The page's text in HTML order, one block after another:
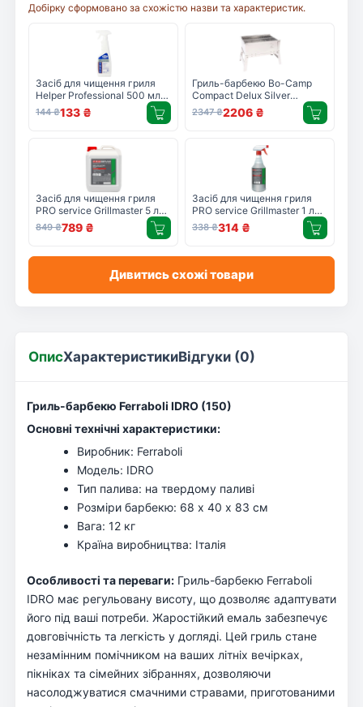
Добірку сформовано за схожістю назви та характеристик.
Засіб для чищення гриля
Helper Professional 500 мл
(4823019009705)
144₴133 ₴
Гриль-барбекю Bo-Camp
Compact Delux Silver
(8108360)
2347₴2206 ₴
Засіб для чищення гриля
PRO service Grillmaster 5 л
(4823071627541)
849₴789 ₴
Засіб для чищення гриля
PRO service Grillmaster 1 л
(4823071627510)
338₴314 ₴
Дивитись схожі товари
ОписХарактеристикиВідгуки (0)
Гриль-барбекю Ferraboli IDRO (150)
Основні технічні характеристики:
Виробник: Ferraboli
Модель: IDRO
Тип палива: на твердому паливі
Розміри барбекю: 68 х 40 х 83 см
Вага: 12 кг
Країна виробництва: Італія
Особливості та переваги: Гриль-барбекю Ferraboli
IDRO має регульовану висоту, що дозволяє адаптувати
його під ваші потреби. Жаростійкий емаль забезпечує
довговічність та легкість у догляді. Цей гриль стане
незамінним помічником на ваших літніх вечірках,
пікніках та сімейних зібраннях, дозволяючи
насолоджуватися смачними стравами, приготованими